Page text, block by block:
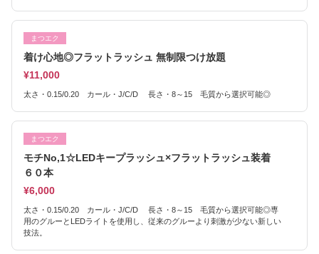
まつエク
着け心地◎フラットラッシュ 無制限つけ放題
¥11,000
太さ・0.15/0.20 カール・J/C/D 長さ・8～15 毛質から選択可能◎
まつエク
モチNo,1☆LEDキープラッシュ×フラットラッシュ装着
６０本
¥6,000
太さ・0.15/0.20 カール・J/C/D 長さ・8～15 毛質から選択可能◎専
用のグルーとLEDライトを使用し、従来のグルーより刺激が少ない新しい
技法。